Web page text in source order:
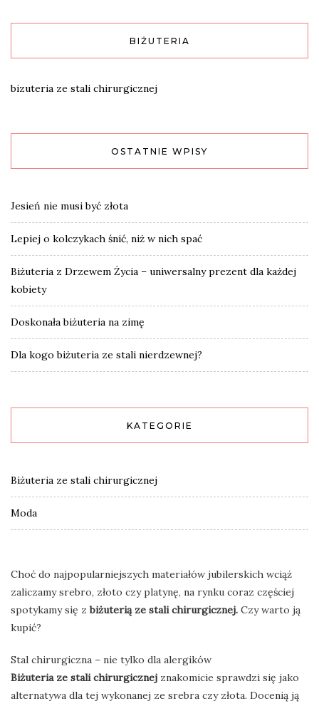
BIŻUTERIA
bizuteria ze stali chirurgicznej
OSTATNIE WPISY
Jesień nie musi być złota
Lepiej o kolczykach śnić, niż w nich spać
Biżuteria z Drzewem Życia – uniwersalny prezent dla każdej
kobiety
Doskonała biżuteria na zimę
Dla kogo biżuteria ze stali nierdzewnej?
KATEGORIE
Biżuteria ze stali chirurgicznej
Moda
Choć do najpopularniejszych materiałów jubilerskich wciąż
zaliczamy srebro, złoto czy platynę, na rynku coraz częściej
spotykamy się zbiżuterią ze stali chirurgicznej. Czy warto ją
kupić?
Stal chirurgiczna – nie tylko dla alergików
Biżuteria ze stali chirurgicznej znakomicie sprawdzi się jako
alternatywa dla tej wykonanej ze srebra czy złota. Docenią ją